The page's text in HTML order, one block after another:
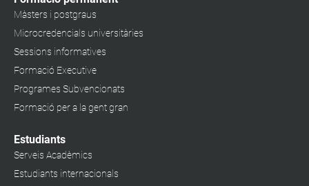
Màsters i postgraus
Microcredencials universitàries
Sessions informatives
Formació Executive
Programes Subvencionats
Formació per a la gent gran
Estudiants
Serveis Acadèmics
Estudiants internacionals